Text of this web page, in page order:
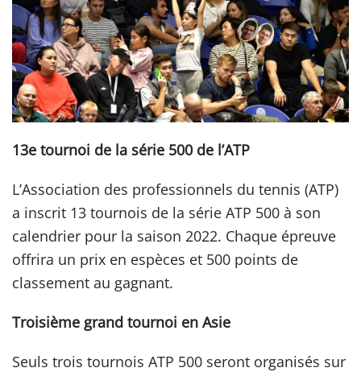
13e tournoi de la série 500 de l’ATP
L’Association des professionnels du tennis (ATP)
a inscrit 13 tournois de la série ATP 500 à son
calendrier pour la saison 2022. Chaque épreuve
offrira un prix en espèces et 500 points de
classement au gagnant.
Troisième grand tournoi en Asie
Seuls trois tournois ATP 500 seront organisés sur